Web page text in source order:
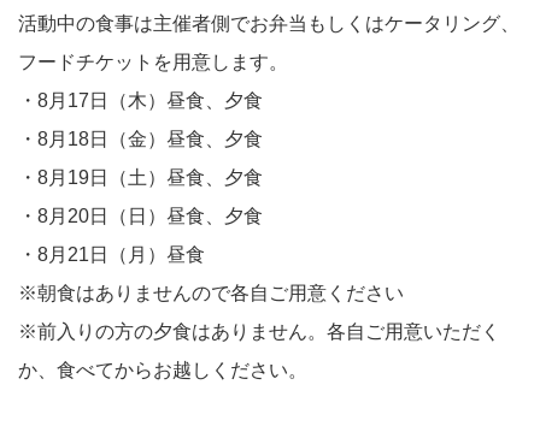
活動中の食事は主催者側でお弁当もしくはケータリング、
フードチケットを用意します。
・8月17日（木）昼食、夕食
・8月18日（金）昼食、夕食
・8月19日（土）昼食、夕食
・8月20日（日）昼食、夕食
・8月21日（月）昼食
※朝食はありませんので各自ご用意ください
※前入りの方の夕食はありません。各自ご用意いただく
か、食べてからお越しください。